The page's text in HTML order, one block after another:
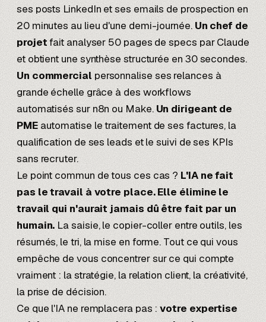
ses posts LinkedIn et ses emails de prospection en
20 minutes au lieu d'une demi-journée.Un chef de
projetfait analyser 50 pages de specs par Claude
et obtient une synthèse structurée en 30 secondes.
Un commercialpersonnalise ses relances à
grande échelle grâce à des workflows
automatisés sur n8nou Make.Un dirigeant de
PMEautomatise le traitement de ses factures, la
qualification de ses leads et le suivi de ses KPIs
sans recruter.
Le point commun de tous ces cas ?L'IA ne fait
pas le travail à votre place. Elle élimine le
travail qui n'aurait jamais dû être fait par un
humain.La saisie, le copier-coller entre outils, les
résumés, le tri, la mise en forme. Tout ce qui vous
empêche de vous concentrer sur ce qui compte
vraiment : la stratégie, la relation client, la créativité,
la prise de décision.
Ce que l'IA ne remplacera pas :votre expertise